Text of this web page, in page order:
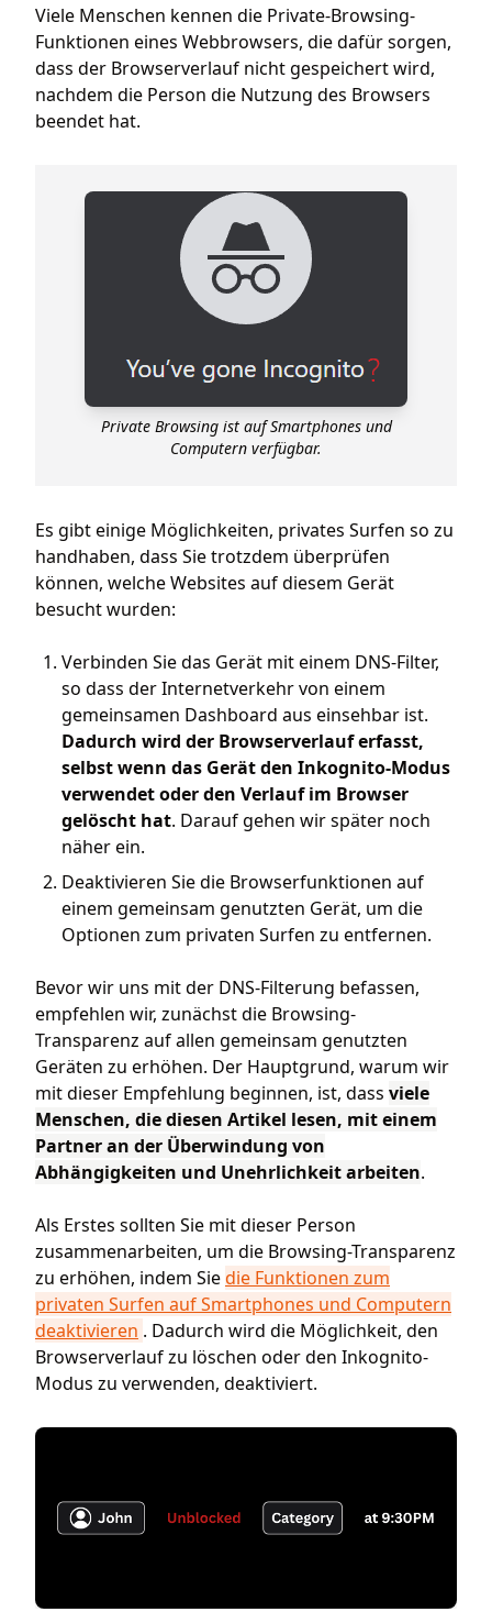
Viele Menschen kennen die Private-Browsing-
Funktionen eines Webbrowsers, die dafür sorgen,
dass der Browserverlauf nicht gespeichert wird,
nachdem die Person die Nutzung des Browsers
beendet hat.
Private Browsing ist auf Smartphones und
Computern verfügbar.
Es gibt einige Möglichkeiten, privates Surfen so zu
handhaben, dass Sie trotzdem überprüfen
können, welche Websites auf diesem Gerät
besucht wurden:
Verbinden Sie das Gerät mit einem DNS-Filter,
so dass der Internetverkehr von einem
gemeinsamen Dashboard aus einsehbar ist.
Dadurch wird der Browserverlauf erfasst,
selbst wenn das Gerät den Inkognito-Modus
verwendet oder den Verlauf im Browser
gelöscht hat. Darauf gehen wir später noch
näher ein.
Deaktivieren Sie die Browserfunktionen auf
einem gemeinsam genutzten Gerät, um die
Optionen zum privaten Surfen zu entfernen.
Bevor wir uns mit der DNS-Filterung befassen,
empfehlen wir, zunächst die Browsing-
Transparenz auf allen gemeinsam genutzten
Geräten zu erhöhen. Der Hauptgrund, warum wir
mit dieser Empfehlung beginnen, ist, dass viele
Menschen, die diesen Artikel lesen, mit einem
Partner an der Überwindung von
Abhängigkeiten und Unehrlichkeit arbeiten.
Als Erstes sollten Sie mit dieser Person
zusammenarbeiten, um die Browsing-Transparenz
zu erhöhen, indem Siedie Funktionen zum
privaten Surfen auf Smartphones und Computern
deaktivieren . Dadurch wird die Möglichkeit, den
Browserverlauf zu löschen oder den Inkognito-
Modus zu verwenden, deaktiviert.